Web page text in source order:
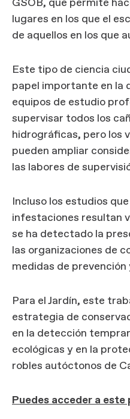
lugares en los que el
de aquellos en los que
Este tipo de ciencia
papel importante en la
equipos de estudio
supervisar todos los
hidrográficas, pero los
pueden ampliar
las labores de
Incluso los estudios
infestaciones resultan
se ha detectado la
las organizaciones de
medidas de
Para el Jardín, este
estrategia de
en la detección
ecológicas y en la
robles autóctonos de
Puedes acceder a